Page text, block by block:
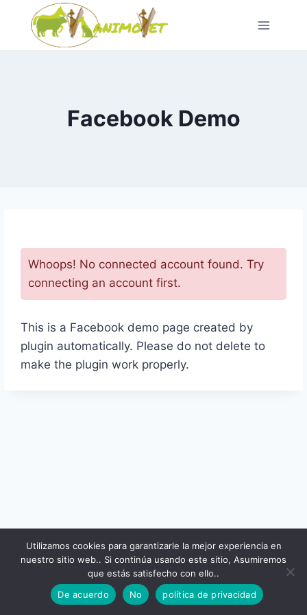
Contenido
Facebook Demo
Whoops! No connected account found.Try
connecting an account first.
This is a Facebook demo page created by
plugin automatically. Please do not delete to
make the plugin work properly.
© 2026 - Tema de WordPress porKadence WP
Utilizamos cookies para garantizarle la mejor experiencia en
nuestro sitio web.. Si continúa usando este sitio, Asumiremos
que estás satisfecho con ello..
De acuerdo
No política de privacidad